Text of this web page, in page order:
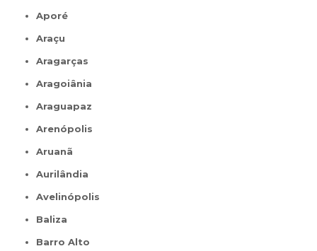
Aporé
Araçu
Aragarças
Aragoiânia
Araguapaz
Arenópolis
Aruanã
Aurilândia
Avelinópolis
Baliza
Barro Alto